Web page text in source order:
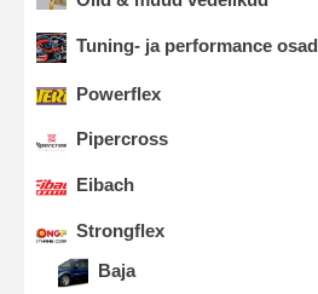
Tuning- ja performance osad
Powerflex
Pipercross
Eibach
Strongflex
Baja